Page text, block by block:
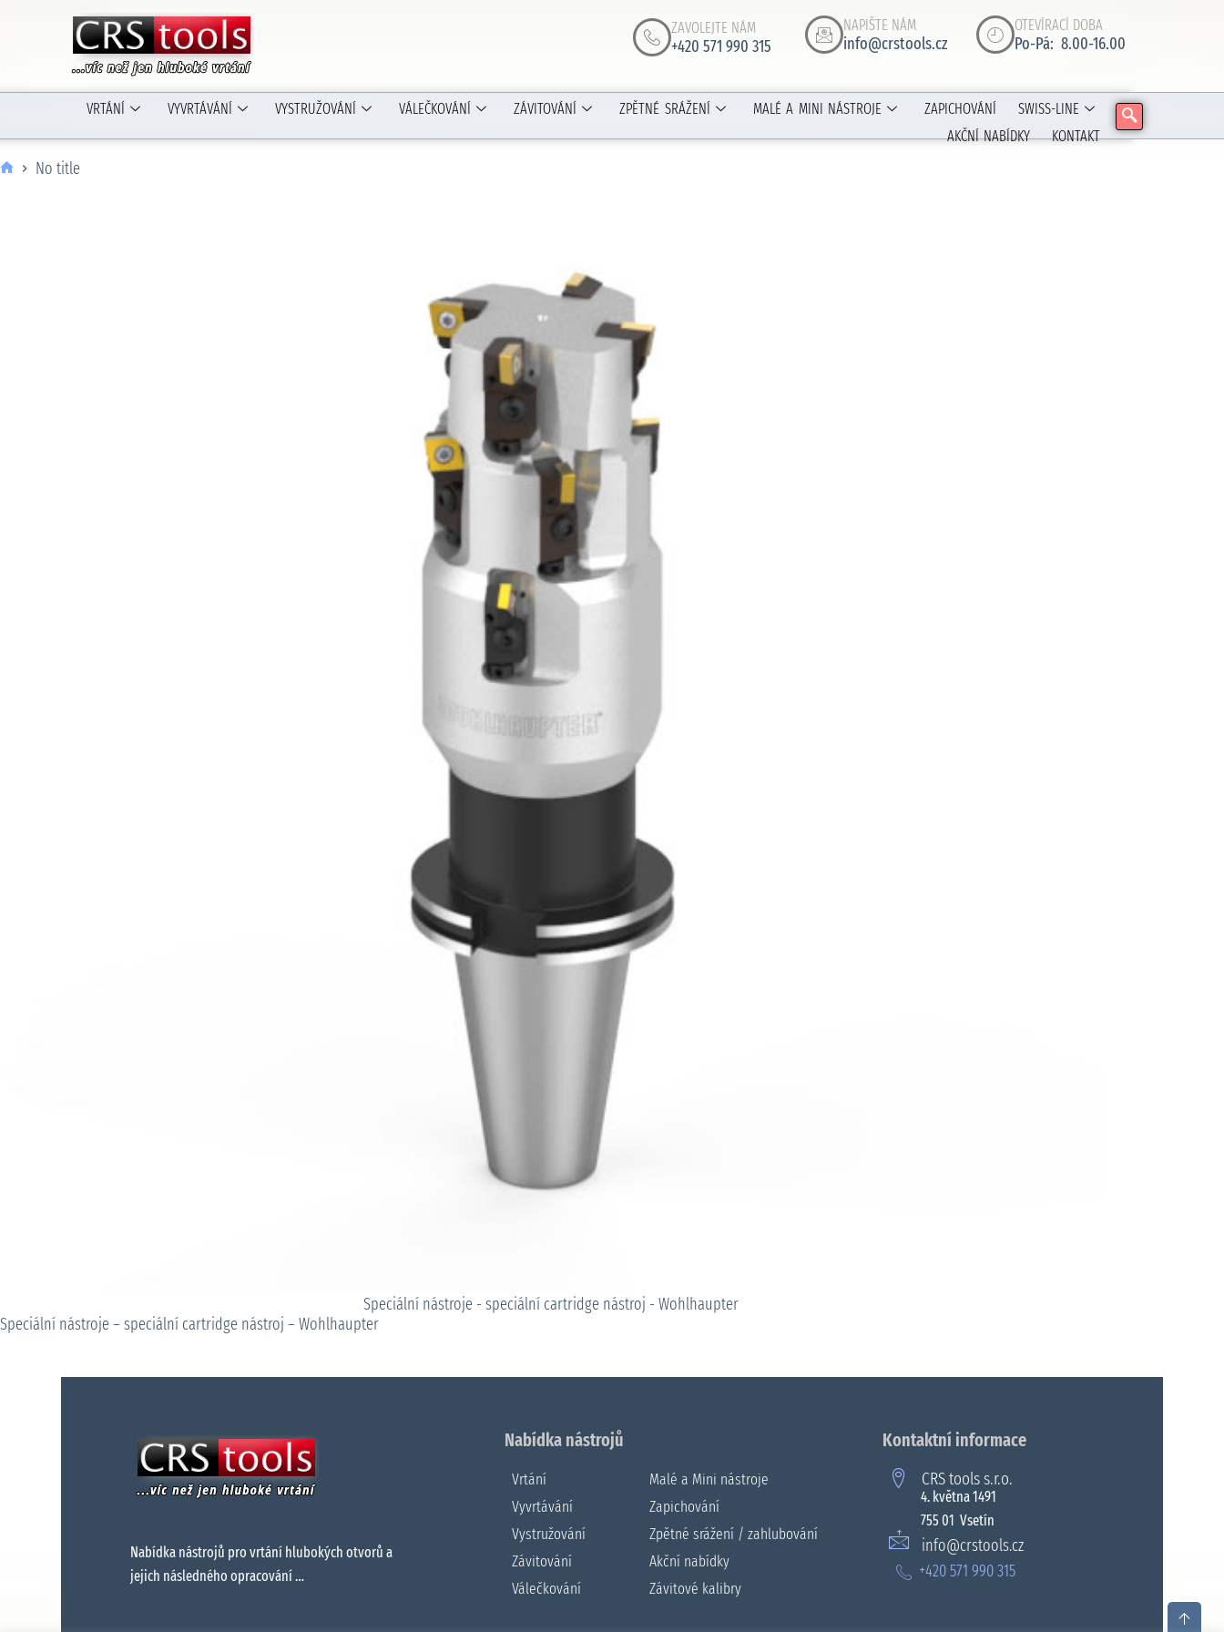
ZAVOLEJTE NÁM
+420 571 990 315
NAPIŠTE NÁM
info@crstools.cz
OTEVÍRACÍ DOBA
Po-Pá: 8.00-16.00
VRTÁNÍ VYVRTÁVÁNÍ VYSTRUŽOVÁNÍ VÁLEČKOVÁNÍ ZÁVITOVÁNÍ ZPĚTNÉ SRÁŽENÍ MALÉ A MINI NÁSTROJE ZAPICHOVÁNÍ
SWISS-LINE
AKČNÍ NABÍDKY
KONTAKT
No title
Speciální nástroje - speciální cartridge nástroj - Wohlhaupter
Speciální nástroje – speciální cartridge nástroj – Wohlhaupter
Nabídka nástrojů pro vrtání hlubokých otvorů a
jejich následného opracování …
Nabídka nástrojů
Vrtání
Vyvrtávání
Vystružování
Závitování
Válečkování
Malé a Mini nástroje
Zapichování
Zpětné srážení / zahlubování
Akční nabídky
Závitové kalibry
Kontaktní informace
CRS tools s.r.o.
4. května 1491
755 01 Vsetín
info@crstools.cz
+420 571 990 315